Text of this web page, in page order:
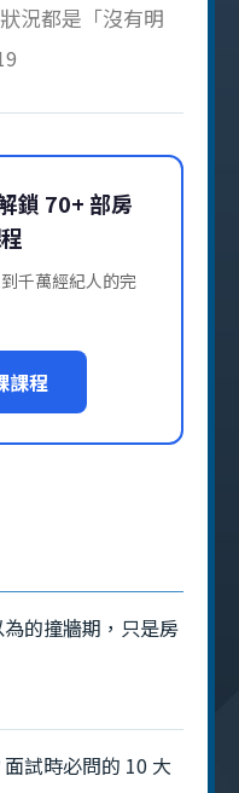
況都是「沒有明
長念、開發時被
應酬等等，這樣
間久了就紛紛陣
目標，究竟「養
」呢？以下用表
稱 支出金額 學貸
2,500 機車費 550
1,125 伙食費
鎖 70+ 部房
千萬經紀人的完
課程
的撞牆期，只是房
試時必問的 10 大